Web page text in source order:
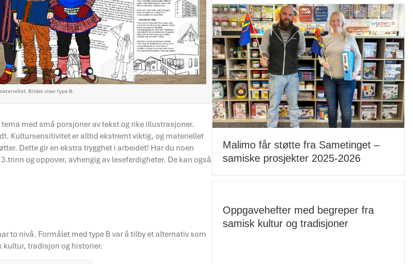
Bildet viser type B.
med små porsjoner av tekst og rike illustrasjoner.
Kultursensitivitet er alltid ekstremt viktig, og materiellet
Dette gir en ekstra trygghet i arbeidet! Har du noen
og oppover, avhengig av leseferdigheter. De kan også
to nivå. Formålet med type B var å tilby et alternativ som
kultur, tradisjon og historier.
Malimo får støtte fra Sametinget –
samiske prosjekter 2025-2026
Oppgavehefter med begreper fra
samisk kultur og tradisjoner